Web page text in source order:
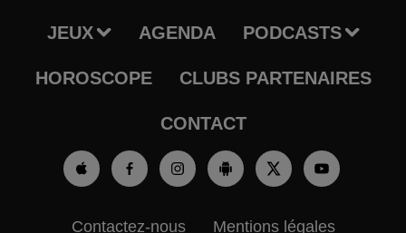
JEUX AGENDA PODCASTS
HOROSCOPE CLUBS PARTENAIRES
CONTACT
Contactez-nous Mentions légales